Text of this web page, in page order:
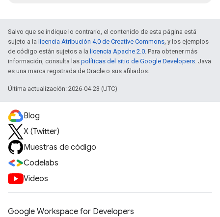
Salvo que se indique lo contrario, el contenido de esta página está
sujeto a la licencia Atribución 4.0 de Creative Commons, y los ejemplos
de código están sujetos a la licencia Apache 2.0. Para obtener más
información, consulta las políticas del sitio de Google Developers. Java
es una marca registrada de Oracle o sus afiliados.
Última actualización: 2026-04-23 (UTC)
Blog
X (Twitter)
Muestras de código
Codelabs
Videos
Google Workspace for Developers